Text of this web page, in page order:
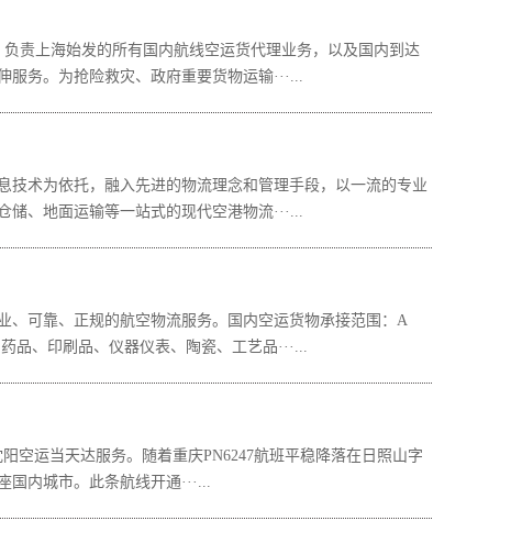
上海始发的所有国内航线空运货代理业务，以及国内到达
务。为抢险救灾、政府重要货物运输···...
术为依托，融入先进的物流理念和管理手段，以一流的专业
、地面运输等一站式的现代空港物流···...
可靠、正规的航空物流服务。国内空运货物承接范围：A
品、印刷品、仪器仪表、陶瓷、工艺品···...
运当天达服务。随着重庆PN6247航班平稳降落在日照山字
内城市。此条航线开通···...